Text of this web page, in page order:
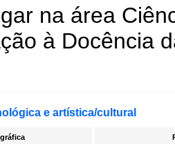
na área
à Docência
e artística/cultural